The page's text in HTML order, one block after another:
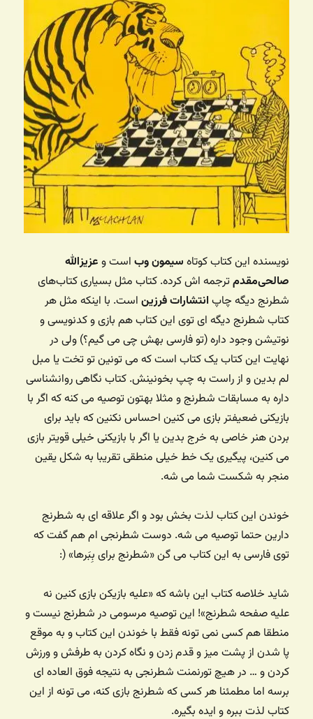
نویسنده این کتاب کوتاه سیمون وب است و عزیزالله
صالحی‌مقدمترجمه اش کرده. کتاب مثل بسیاری کتاب‌های
شطرنج دیگه چاپ انتشارات فرزین ‌ است. با اینکه مثل هر
کتاب شطرنج دیگه ای توی این کتاب هم بازی و کدنویسی و
نوتیشن وجود داره (تو فارسی بهش چی می گیم؟) ولی در
نهایت این کتاب یک کتاب است که می تونین تو تخت یا مبل
لم بدین و از راست به چپ بخونینش. کتاب نگاهی روانشناسی
داره به مسابقات شطرنج و مثلا بهتون توصیه می کنه که اگر با
بازیکنی ضعیفتر بازی می کنین احساس نکنین که باید برای
بردن هنر خاصی به خرج بدین یا اگر با بازیکنی خیلی قویتر بازی
می کنین، پیگیری یک خط خیلی منطقی تقریبا به شکل یقین
منجر به شکست شما می شه.
خوندن این کتاب لذت بخش بود و اگر علاقه ای به شطرنج
دارین حتما توصیه می شه. دوست شطرنجی ام هم گفت که
توی فارسی به این کتاب می گن «شطرنج برای بِبَرها» (:
شاید خلاصه کتاب این باشه که «علیه بازیکن بازی کنین نه
علیه صفحه شطرنج»! این توصیه مرسومی در شطرنج نیست و
منطقا هم کسی نمی تونه فقط با خوندن این کتاب و به موقع
پا شدن از پشت میز و قدم زدن و نگاه کردن به طرفش و ورزش
کردن و … در هیچ تورنمنت شطرنجی به نتیجه فوق العاده ای
برسه اما مطمئنا هر کسی که شطرنج بازی کنه، می تونه از این
کتاب لذت ببره و ایده بگیره.